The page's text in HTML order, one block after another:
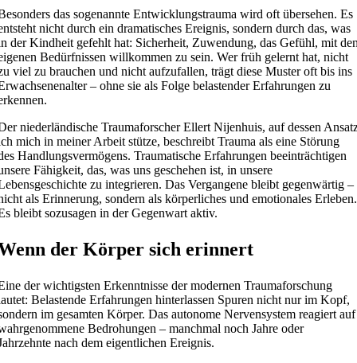
das sogenannte Entwicklungstrauma wird oft übersehen. Es
nicht durch ein dramatisches Ereignis, sondern durch das, was
der Kindheit gefehlt hat: Sicherheit, Zuwendung, das Gefühl, mit
Bedürfnissen willkommen zu sein. Wer früh gelernt hat, nicht
viel zu brauchen und nicht aufzufallen, trägt diese Muster oft bis ins
– ohne sie als Folge belastender Erfahrungen zu
niederländische Traumaforscher Ellert Nijenhuis, auf dessen
mich in meiner Arbeit stütze, beschreibt Trauma als eine Störung
Handlungsvermögens. Traumatische Erfahrungen beeinträchtigen
Fähigkeit, das, was uns geschehen ist, in unsere
zu integrieren. Das Vergangene bleibt gegenwärtig –
als Erinnerung, sondern als körperliches und emotionales Erleben.
bleibt sozusagen in der Gegenwart aktiv.
der Körper sich erinnert
der wichtigsten Erkenntnisse der modernen Traumaforschung
Belastende Erfahrungen hinterlassen Spuren nicht nur im Kopf,
im gesamten Körper. Das autonome Nervensystem reagiert auf
Bedrohungen – manchmal noch Jahre oder
nach dem eigentlichen Ereignis.